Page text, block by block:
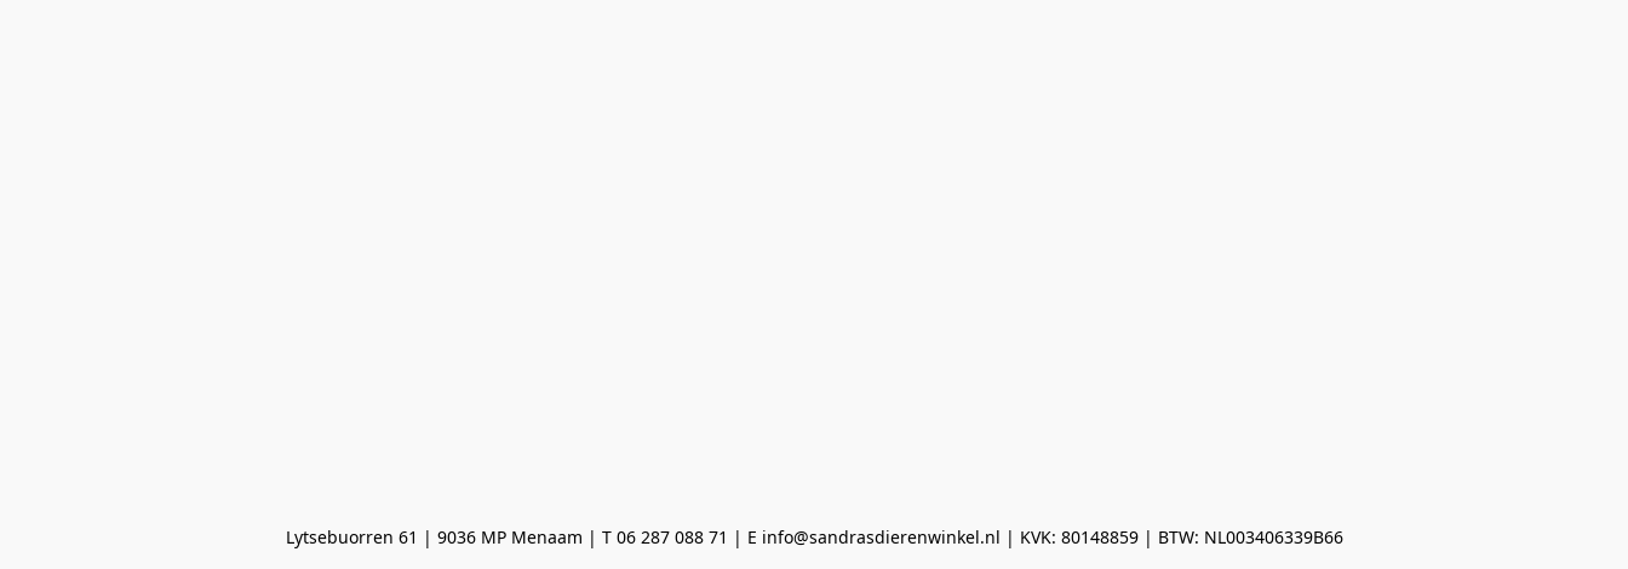
Lytsebuorren 61 | 9036 MP Menaam | T 06 287 088 71 | E info@sandrasdierenwinkel.nl | KVK: 80148859 | BTW: NL003406339B66